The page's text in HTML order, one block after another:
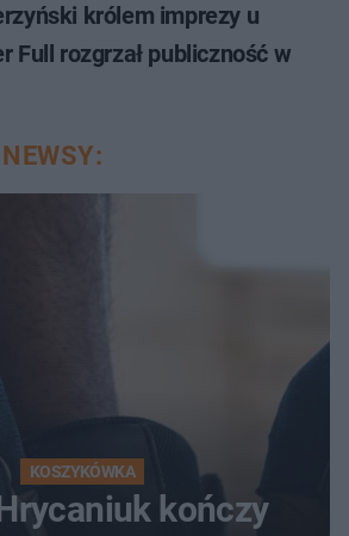
królem imprezy u
Full rozgrzał publiczność w
KOSZYKÓWKA
kończy